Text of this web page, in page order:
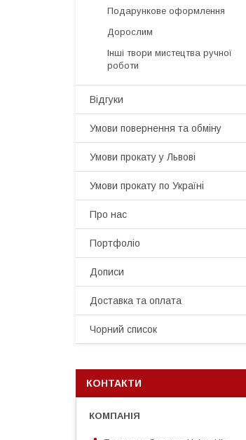
Подарункове оформлення
Дорослим
Інші твори мистецтва ручної
роботи
Відгуки
Умови повернення та обміну
Умови прокату у Львові
Умови прокату по Україні
Про нас
Портфоліо
Дописи
Доставка та оплата
Чорний список
КОНТАКТИ